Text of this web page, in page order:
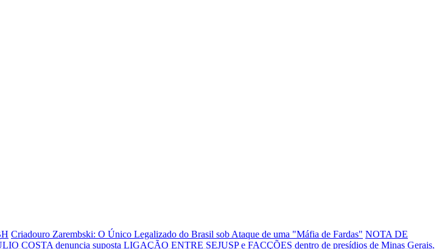
Criadouro Zarembski: O Único Legalizado do Brasil sob Ataque de uma "Máfia de Fardas" NOTA DE
COSTA denuncia suposta LIGAÇÃO ENTRE SEJUSP e FACÇÕES dentro de presídios de Minas Gerais.